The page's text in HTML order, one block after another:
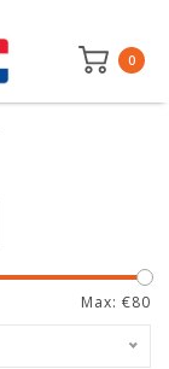
0
Max: €80